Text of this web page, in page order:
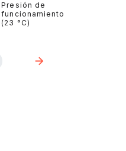
Presión de
funcionamiento
(23 °C)